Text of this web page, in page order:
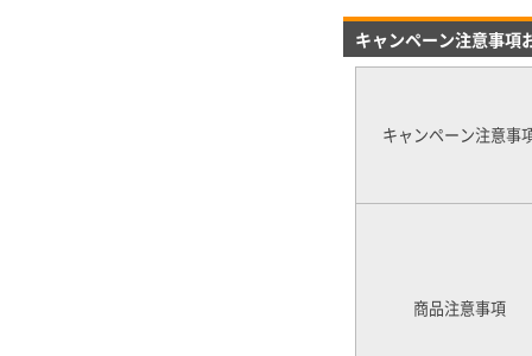
キャンペーン注意事項
キャンペーン注意事
商品注意事項